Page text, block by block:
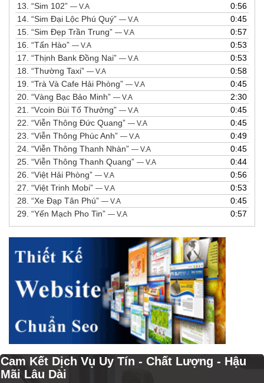
13. “Sim 102” — V.A
0:56
14. “Sim Đại Lộc Phú Quý” — V.A
0:45
15. “Sim Đẹp Trần Trung” — V.A
0:57
16. “Tấn Hào” — V.A
0:53
17. “Thịnh Bank Đồng Nai” — V.A
0:53
18. “Thường Taxi” — V.A
0:58
19. “Trà Và Cafe Hải Phòng” — V.A
0:45
20. “Vàng Bạc Bảo Minh” — V.A
2:30
21. “Vcoin Bùi Tố Thưởng” — V.A
0:45
22. “Viễn Thông Đức Quang” — V.A
0:45
23. “Viễn Thông Phúc Anh” — V.A
0:49
24. “Viễn Thông Thanh Nhàn” — V.A
0:45
25. “Viễn Thông Thanh Quang” — V.A
0:44
26. “Việt Hải Phòng” — V.A
0:56
27. “Việt Trinh Mobi” — V.A
0:53
28. “Xe Đạp Tân Phú” — V.A
0:45
29. “Yến Mạch Pho Tin” — V.A 0:57
Cam Kết Dịch Vụ Uy Tín - Chất Lượng - Hậu
Mãi Lâu Dài